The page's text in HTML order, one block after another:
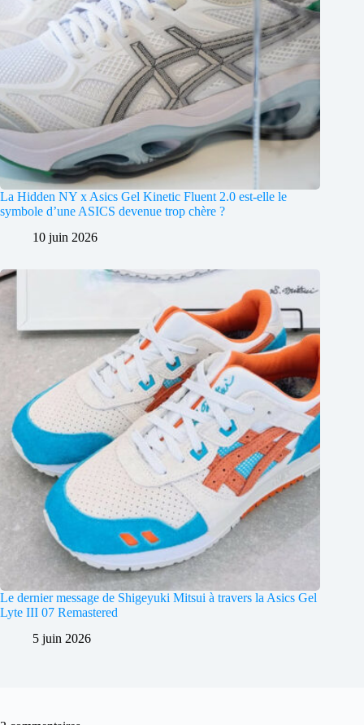
La Hidden NY x Asics Gel Kinetic Fluent 2.0 est-elle le
symbole d’une ASICS devenue trop chère ?
10 juin 2026
Le dernier message de Shigeyuki Mitsui à travers la Asics Gel
Lyte III 07 Remastered
5 juin 2026